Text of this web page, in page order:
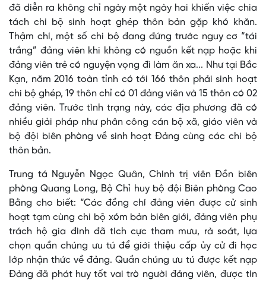
đã diễn ra không chỉ ngày một ngày hai khiến việc chia
tách chi bộ sinh hoạt ghép thôn bản gặp khó khăn.
Thậm chí, một số chi bộ đang đứng trước nguy cơ “tái
trắng” đảng viên khi không có nguồn kết nạp hoặc khi
đảng viên trẻ có nguyện vọng đi làm ăn xa... Như tại Bắc
Kạn, năm 2016 toàn tỉnh có tới 166 thôn phải sinh hoạt
chi bộ ghép, 19 thôn chỉ có 01 đảng viên và 15 thôn có 02
đảng viên. Trước tình trạng này, các địa phương đã có
nhiều giải pháp như phân công cán bộ xã, giáo viên và
bộ đội biên phòng về sinh hoạt Đảng cùng các chi bộ
thôn bản.
Trung tá Nguyễn Ngọc Quân, Chính trị viên Đồn biên
phòng Quang Long, Bộ Chỉ huy bộ đội Biên phòng Cao
Bằng cho biết: “Các đồng chí đảng viên được cử sinh
hoạt tạm cùng chi bộ xóm bản biên giới, đảng viên phụ
trách hộ gia đình đã tích cực tham mưu, rà soát, lựa
chọn quần chúng ưu tú để giới thiệu cấp ủy cử đi học
lớp nhận thức về đảng. Quần chúng ưu tú được kết nạp
Đảng đã phát huy tốt vai trò người đảng viên, được tín